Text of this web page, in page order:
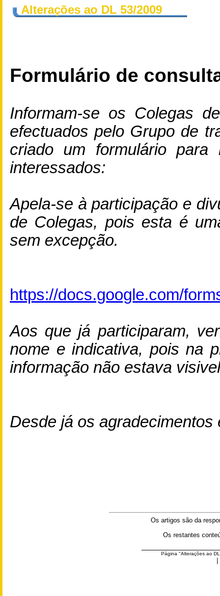
Alterações ao DL 53/2009
Formulário de
Informam-se os Colegas
efectuados pelo Grupo de
criado um formulário
interessados:
Apela-se à participação e
de Colegas, pois esta é
sem excepção.
https://docs.google.com/
Aos que já participaram,
nome e indicativa, pois na
informação não estava visivel
Desde já os agradecimentos
Os artigos são da
Os restantes
Página "Alterações ao